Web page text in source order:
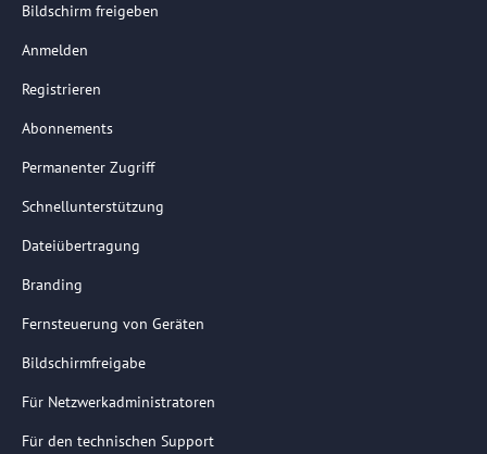
Bildschirm freigeben
Anmelden
Registrieren
Abonnements
Permanenter Zugriff
Schnellunterstützung
Dateiübertragung
Branding
Fernsteuerung von Geräten
Bildschirmfreigabe
Für Netzwerkadministratoren
Für den technischen Support